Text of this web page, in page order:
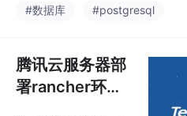
就没办法访问,如果
可以做到速度更快、更
返回可以完全地多路复
用传输（Fully Multiple
xed），即一个TCP连
#数据库 #postgresql
腾讯云服务器部
署rancher环境